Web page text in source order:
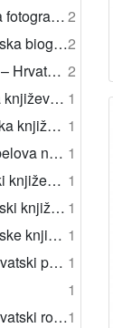
77.03 – Dokumentarna fotografija2
821.163.42-94 – Hrvatska biografska književnost2
94(497.5)"1991/1995" – Hrvatska povijest: domovinski rat 2
821.163.42 – Hrvatska književnost 1
821.163.42-8 – Hrvatska književnost: poligrafije 1
06.068Nobel:82 – Nobelova nagrada za književnost 1
821.163.41-05 – Srpski književnici 1
821.163.42-05 – Hrvatski književnici 1
821.163.42-92 – Hrvatske književne polemike 1
821.163.42-311.6 – Hrvatski povijesni roman 1
1
821.163.42-31.09 – Hrvatski roman: studije i kritike1